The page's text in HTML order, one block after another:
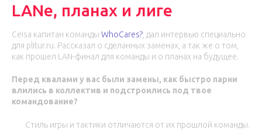
LANе, планах и лиге
Ceisa капитан команды WhoCares? , дал интервью специально
для plitur.ru. Рассказал о сделанных заменах, а так же о том,
как прошел LAN-финал для команды и о планах на будущее.
Перед квалами у вас были замены, как быстро парни
влились в коллектив и подстроились под твое
командование?
Стиль игры и тактики отличаются от их прошлой команды.